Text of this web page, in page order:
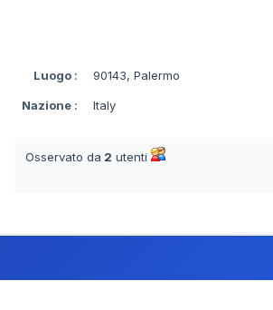
Luogo : 90143, Palermo
Nazione : Italy
Osservato da 2 utenti